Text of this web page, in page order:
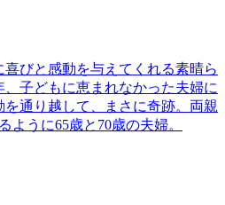
びと感動を与えてくれる素晴ら
子どもに恵まれなかった夫婦に
通り越して、まさに奇跡。両親
ように65歳と70歳の夫婦。